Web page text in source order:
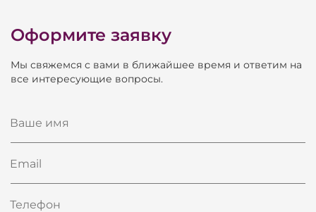
Оформите заявку
Мы свяжемся с вами в ближайшее время и ответим на
все интересующие вопросы.
Ваше имя
Email
Телефон